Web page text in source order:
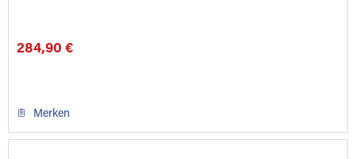
284,90 €
Merken